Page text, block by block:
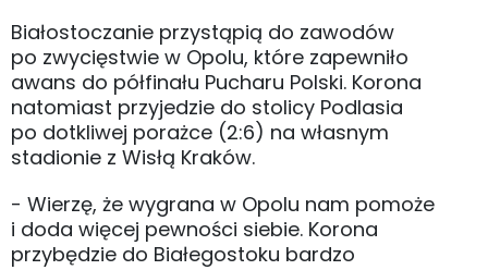
Białostoczanie przystąpią do zawodów
po zwycięstwie w Opolu, które zapewniło
awans do półfinału Pucharu Polski. Korona
natomiast przyjedzie do stolicy Podlasia
po dotkliwej porażce (2:6) na własnym
stadionie z Wisłą Kraków.
- Wierzę, że wygrana w Opolu nam pomoże
i doda więcej pewności siebie. Korona
przybędzie do Białegostoku bardzo